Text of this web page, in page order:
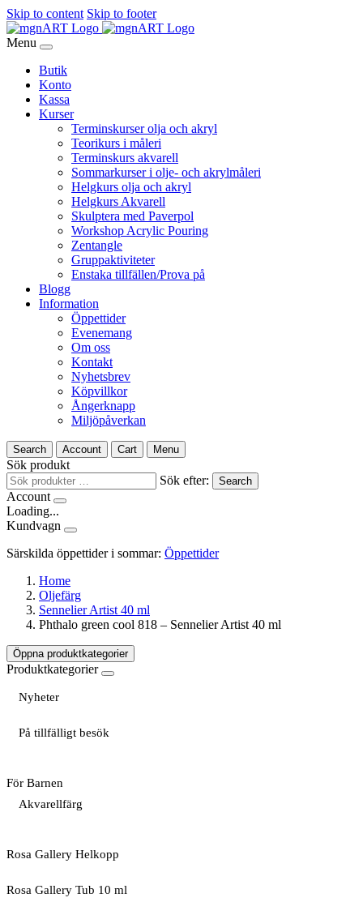
Skip to content Skip to footer
Menu
Butik
Konto
Kassa
Kurser
Terminskurser olja och akryl
Teorikurs i måleri
Terminskurs akvarell
Sommarkurser i olje- och akrylmåleri
Helgkurs olja och akryl
Helgkurs Akvarell
Skulptera med Paverpol
Workshop Acrylic Pouring
Zentangle
Gruppaktiviteter
Enstaka tillfällen/Prova på
Blogg
Information
Öppettider
Evenemang
Om oss
Kontakt
Nyhetsbrev
Köpvillkor
Ångerknapp
Miljöpåverkan
Search Account Cart Menu
Sök produkt
Sök efter:
Search
Account
Loading...
Kundvagn
Särskilda öppettider i sommar: Öppettider
Home
Oljefärg
Sennelier Artist 40 ml
Phthalo green cool 818 – Sennelier Artist 40 ml
Öppna produktkategorier
Produktkategorier
Nyheter
På tillfälligt besök
För Barnen
Akvarellfärg
Rosa Gallery Helkopp
Rosa Gallery Tub 10 ml